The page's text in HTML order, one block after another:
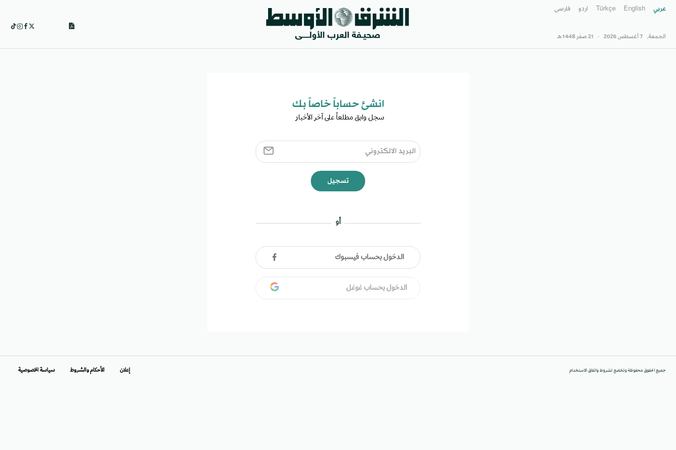
عربي English
Türkçe اردو فارسى
الجمعة, 7 أغسطس 2026 - 21 صفَر 1448 هـ
انشئ حساباً خاصاً بك​
سجل وابق مطلعاً على آخر الأخبار ​
تسجيل
أو
الدخول بحساب فيسبوك
الدخول بحساب غوغل
جميع الحقوق محفوظة وتخضع لشروط واتفاق الاستخدام إعلان الأحكام والشروط سياسة الخصوصية